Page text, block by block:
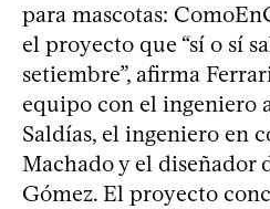
para mascotas:
el proyecto que “sí o sí
setiembre”, afirma
equipo con el ingeniero
Saldías, el ingeniero en
Machado y el diseñador
Gómez. El proyecto